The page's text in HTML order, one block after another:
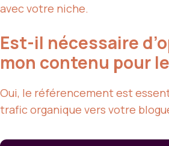
avec votre niche.
Est-il nécessaire
mon contenu pour le
Oui, le référencement est
trafic organique vers votre